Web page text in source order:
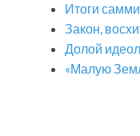
Итоги
Закон,
Долой
«Малую